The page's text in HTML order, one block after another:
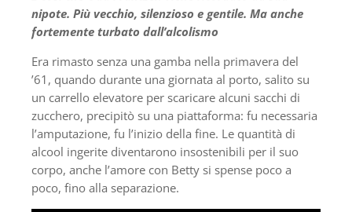
nipote. Più vecchio, silenzioso e gentile. Ma anche
fortemente turbato dall’alcolismo
Era rimasto senza una gamba nella primavera del
’61, quando durante una giornata al porto, salito su
un carrello elevatore per scaricare alcuni sacchi di
zucchero, precipitò su una piattaforma: fu necessaria
l’amputazione, fu l’inizio della fine. Le quantità di
alcool ingerite diventarono insostenibili per il suo
corpo, anche l’amore con Betty si spense poco a
poco, fino alla separazione.